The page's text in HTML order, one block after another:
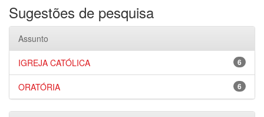
Sugestões de pesquisa
Assunto
6
IGREJA CATÓLICA
6
ORATÓRIA